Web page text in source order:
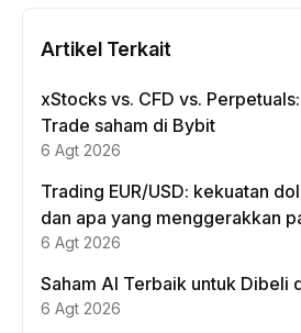
Artikel Terkait
xStocks vs. CFD vs.
Trade saham di Bybit
6 Agt 2026
Trading EUR/USD: kekuatan
dan apa yang menggerakkan
6 Agt 2026
Saham AI Terbaik untuk Dibeli
6 Agt 2026